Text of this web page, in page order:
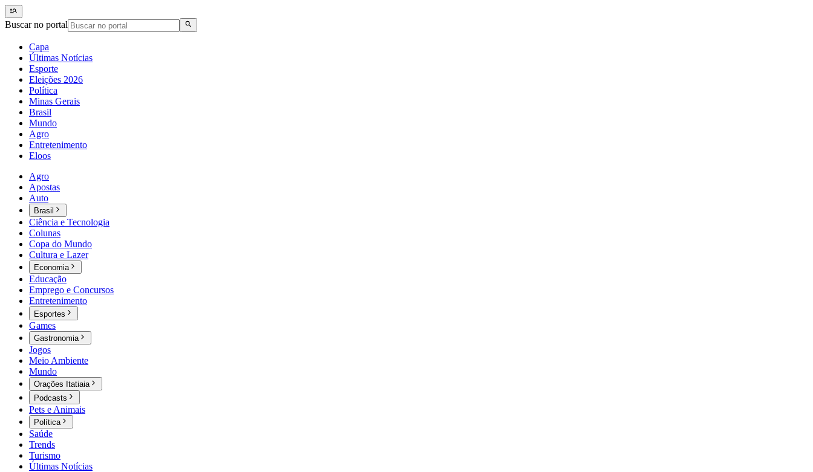
Buscar no portal
Capa
Últimas Notícias
Esporte
Eleições 2026
Política
Minas Gerais
Brasil
Mundo
Agro
Entretenimento
Eloos
Agro
Apostas
Auto
Brasil
Ciência e Tecnologia
Colunas
Copa do Mundo
Cultura e Lazer
Economia
Educação
Emprego e Concursos
Entretenimento
Esportes
Games
Gastronomia
Jogos
Meio Ambiente
Mundo
Orações Itatiaia
Podcasts
Pets e Animais
Política
Saúde
Trends
Turismo
Últimas Notícias